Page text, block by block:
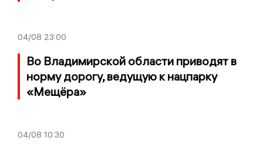
04/08 23:00
Во Владимирской области приводят в
норму дорогу, ведущую к нацпарку
«Мещёра»
04/08 10:30